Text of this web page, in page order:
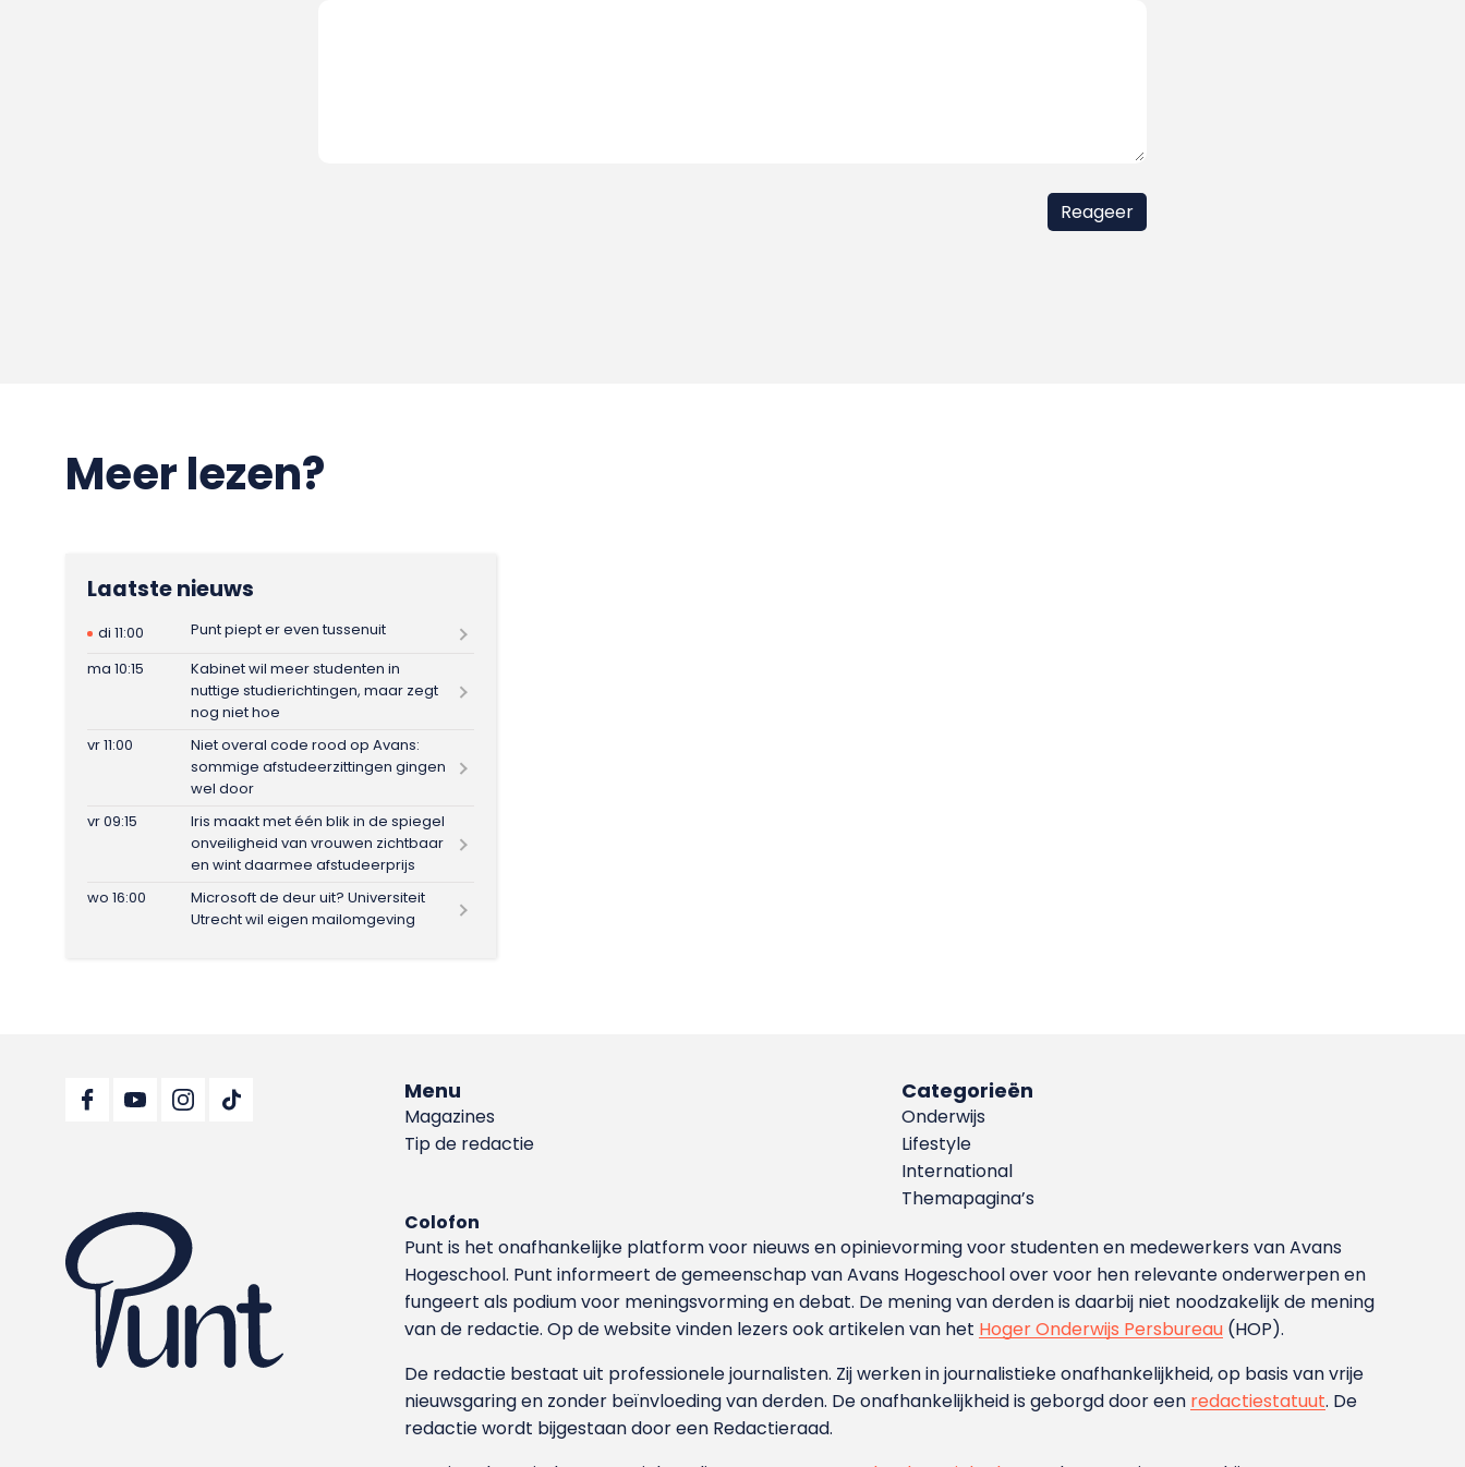
Meer lezen?
Laatste nieuws
di 11:00
Punt piept er even tussenuit
ma 10:15
Kabinet wil meer studenten in
nuttige studierichtingen, maar zegt
nog niet hoe
vr 11:00
Niet overal code rood op Avans:
sommige afstudeerzittingen gingen
wel door
vr 09:15
Iris maakt met één blik in de spiegel
onveiligheid van vrouwen zichtbaar
en wint daarmee afstudeerprijs
wo 16:00
Microsoft de deur uit? Universiteit
Utrecht wil eigen mailomgeving
Menu
Magazines
Tip de redactie
Categorieën
Onderwijs
Lifestyle
International
Themapagina’s
Colofon
Punt is het onafhankelijke platform voor nieuws en opinievorming voor studenten en medewerkers van Avans
Hoge­school. Punt informeert de gemeenschap van Avans Hogeschool over voor hen relevante onderwerpen en
fungeert als podium voor meningsvorming en debat. De mening van derden is daarbij niet noodzakelijk de mening
van de redactie. Op de website vinden lezers ook artikelen van het Hoger Onderwijs Persbureau (HOP).
De redactie bestaat uit professionele journalisten. Zij werken in journalistieke onafhankelijkheid, op basis van vrije
nieuwsgaring en zonder beïnvloeding van derden. De onafhankelijkheid is geborgd door een redactiestatuut. De
redactie wordt bijgestaan door een Redactieraad.